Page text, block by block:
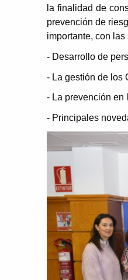
la finalidad de
prevención de
importante, con
- Desarrollo de
- La gestión de los
- La prevención en
- Principales